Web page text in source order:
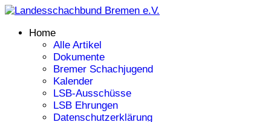
Home
Alle Artikel
Dokumente
Bremer Schachjugend
Kalender
LSB-Ausschüsse
LSB Ehrungen
Datenschutzerklärung